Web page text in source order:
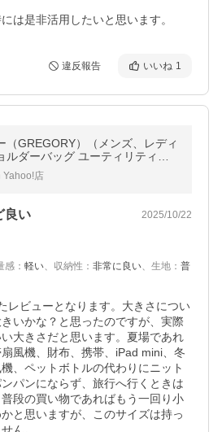
は是非活用したいと思います。
違反報告 いいね 1
（GREGORY）（メンズ、レディ
ルダーバッグ ユーティリティー
S 1481831041 ブラック 7L
Yahoo!店
良い 2025/10/22
感 ： 軽い、 収納性 ： 非常に良い、 生地 ： 普
レビューとなります。大きさについ
いかな？と思ったのですが、実際
大きさだと思います。夏場であれ
風機、財布、携帯、iPad mini、冬
、ペットボトルの代わりにニット
パンにならず、旅行へ行くときは
段の買い物であればもう一回り小
と思いますが、このサイズは持っ